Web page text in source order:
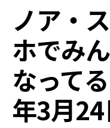
ノア・
ホでみ
なって
年3月24